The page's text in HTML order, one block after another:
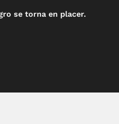
se torna en placer.